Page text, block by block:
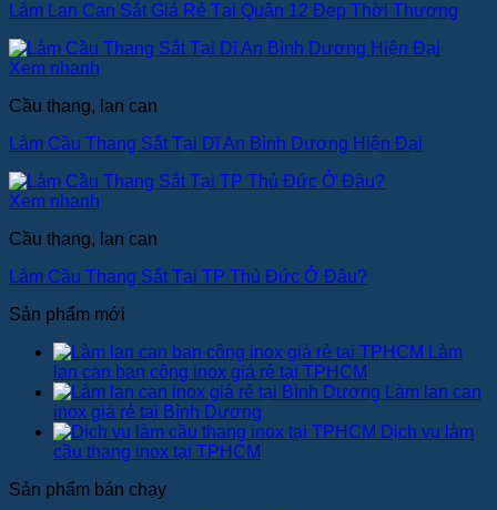
Làm Lan Can Sắt Giá Rẻ Tại Quận 12 Đẹp Thời Thượng
Xem nhanh
Cầu thang, lan can
Làm Cầu Thang Sắt Tại Dĩ An Bình Dương Hiện Đại
Xem nhanh
Cầu thang, lan can
Làm Cầu Thang Sắt Tại TP Thủ Đức Ở Đâu?
Sản phẩm mới
Làm
lan can ban công inox giá rẻ tại TPHCM
Làm lan can
inox giá rẻ tại Bình Dương
Dịch vụ làm
cầu thang inox tại TPHCM
Sản phẩm bán chạy